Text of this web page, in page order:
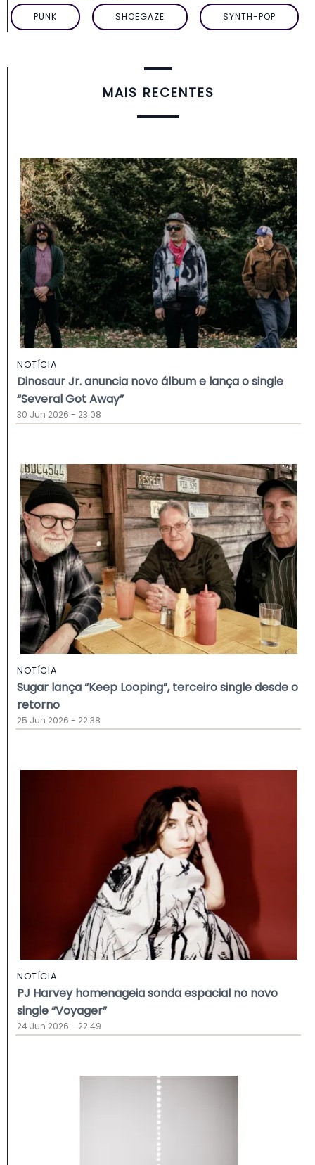
PUNK SHOEGAZE SYNTH-POP
MAIS RECENTES
NOTÍCIA
Dinosaur Jr. anuncia novo álbum e lança o single
“Several Got Away”
30 Jun 2026 - 23:08
NOTÍCIA
Sugar lança “Keep Looping”, terceiro single desde o
retorno
25 Jun 2026 - 22:38
NOTÍCIA
PJ Harvey homenageia sonda espacial no novo
single “Voyager”
24 Jun 2026 - 22:49